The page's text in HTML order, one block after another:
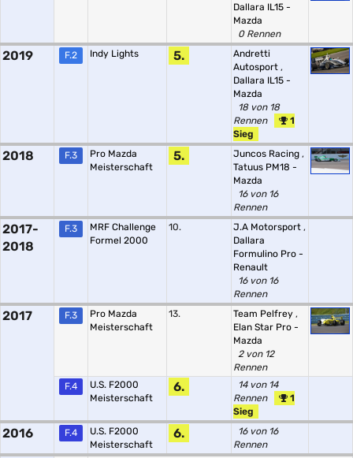
Dallara IL15 -
Mazda
0 Rennen
2019 F.2 Indy Lights 5.
Andretti
Autosport ,
Dallara IL15 -
Mazda
18 von 18
Rennen
1
Sieg
2018 F.3
Pro Mazda
Meisterschaft
5. Juncos Racing ,
Tatuus PM18 -
Mazda
16 von 16
Rennen
2017-
2018
F.3
MRF Challenge
Formel 2000
10. J.A Motorsport ,
Dallara
Formulino Pro -
Renault
16 von 16
Rennen
2017 F.3
Pro Mazda
Meisterschaft
13. Team Pelfrey ,
Elan Star Pro -
Mazda
2 von 12
Rennen
F.4
U.S. F2000
Meisterschaft
6.
14 von 14
Rennen
1
Sieg
2016 F.4
U.S. F2000
Meisterschaft
6.
16 von 16
Rennen